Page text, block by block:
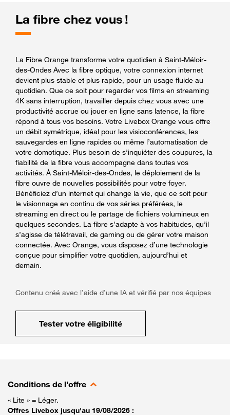
La fibre chez vous !
La Fibre Orange transforme votre quotidien à Saint-Méloir-
des-Ondes Avec la fibre optique, votre connexion internet
devient plus stable et plus rapide, pour un usage fluide au
quotidien. Que ce soit pour regarder vos films en streaming
4K sans interruption, travailler depuis chez vous avec une
productivité accrue ou jouer en ligne sans latence, la fibre
répond à tous vos besoins. Votre Livebox Orange vous offre
un débit symétrique, idéal pour les visioconférences, les
sauvegardes en ligne rapides ou même l’automatisation de
votre domotique. Plus besoin de s’inquiéter des coupures, la
fiabilité de la fibre vous accompagne dans toutes vos
activités. À Saint-Méloir-des-Ondes, le déploiement de la
fibre ouvre de nouvelles possibilités pour votre foyer.
Bénéficiez d’un internet qui change la vie, que ce soit pour
le visionnage en continu de vos séries préférées, le
streaming en direct ou le partage de fichiers volumineux en
quelques secondes. La fibre s’adapte à vos habitudes, qu’il
s’agisse de télétravail, de gaming ou de gérer votre maison
connectée. Avec Orange, vous disposez d’une technologie
conçue pour simplifier votre quotidien, aujourd’hui et
demain.
Contenu créé avec l’aide d’une IA et vérifié par nos équipes
Tester votre éligibilité
Conditions de l'offre
« Lite » = Léger.
Offres Livebox jusqu'au 19/08/2026 :